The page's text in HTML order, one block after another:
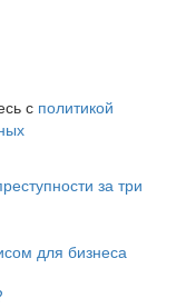
с политикой
за три
для бизнеса